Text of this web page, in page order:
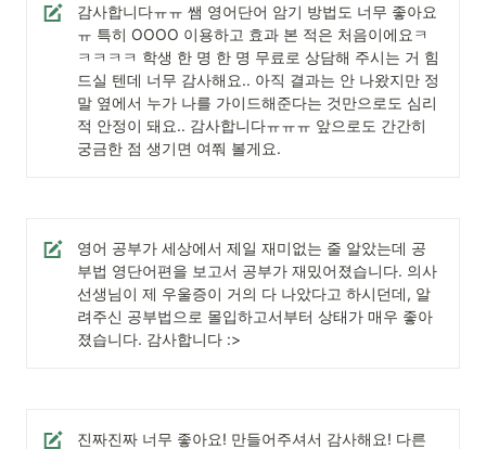
감사합니다ㅠㅠ 쌤 영어단어 암기 방법도 너무 좋아요
ㅠ 특히 OOOO 이용하고 효과 본 적은 처음이에요ㅋ
ㅋㅋㅋㅋ 학생 한 명 한 명 무료로 상담해 주시는 거 힘
드실 텐데 너무 감사해요.. 아직 결과는 안 나왔지만 정
말 옆에서 누가 나를 가이드해준다는 것만으로도 심리
적 안정이 돼요.. 감사합니다ㅠㅠㅠ 앞으로도 간간히
궁금한 점 생기면 여쭤 볼게요.
영어 공부가 세상에서 제일 재미없는 줄 알았는데 공
부법 영단어편을 보고서 공부가 재밌어졌습니다. 의사
선생님이 제 우울증이 거의 다 나았다고 하시던데, 알
려주신 공부법으로 몰입하고서부터 상태가 매우 좋아
졌습니다. 감사합니다 :>
진짜진짜 너무 좋아요! 만들어주셔서 감사해요! 다른